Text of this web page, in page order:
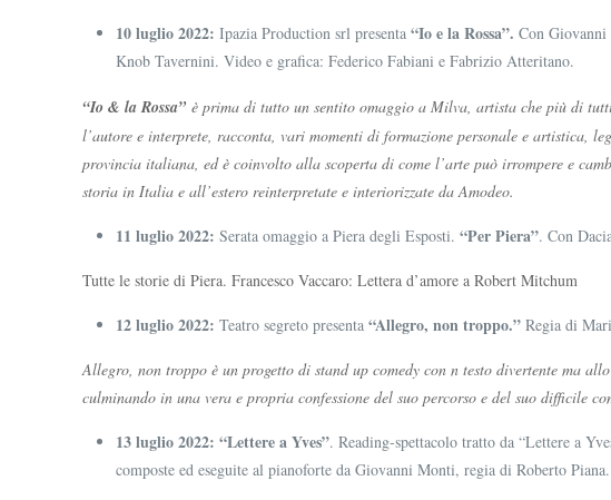
10 luglio 2022:Ipazia Production srl presenta“Io e la Rossa”.Con
Knob Tavernini. Video e grafica: Federico Fabiani e Fabrizio Atteritano.
“Io & la Rossa” è prima di tutto un sentito omaggio a Milva, artista che più di
l’autore e interprete, racconta, vari momenti di formazione personale e artistica,
provincia italiana, ed è coinvolto alla scoperta di come l’arte può irrompere e
storia in Italia e all’estero reinterpretate e interiorizzate da Amodeo.
11 luglio 2022: Serata omaggio a Piera degli Esposti.“Per Piera”. Con
Tutte le storie di Piera. Francesco Vaccaro: Lettera d’amore a Robert Mitchum
12 luglio 2022:Teatro segreto presenta“Allegro, non troppo.” Regia di
Allegro, non troppo è un progetto di stand up comedy con n testo divertente ma
culminando in una vera e propria confessione del suo percorso e del suo difficile
13 luglio 2022: “Lettere a Yves”. Reading-spettacolo tratto da “Lettere a
composte ed eseguite al pianoforte da Giovanni Monti, regia di Roberto Piana.